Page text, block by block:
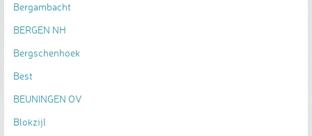
Bergambacht
BERGEN NH
Bergschenhoek
Best
BEUNINGEN OV
Blokzijl